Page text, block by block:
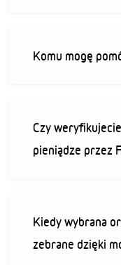
Komu mogę
Czy
pieniądze przez
Kiedy wybrana
zebrane dzięki